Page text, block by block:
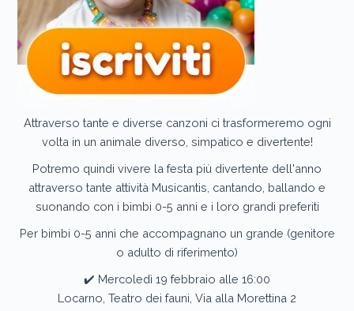
Attraverso tante e diverse canzoni ci trasformeremo ogni
volta in un animale diverso, simpatico e divertente!
Potremo quindi vivere la festa più divertente dell'anno
attraverso tante attività Musicantis, cantando, ballando e
suonando con i bimbi 0-5 anni e i loro grandi preferiti
Per bimbi 0-5 anni che accompagnano un grande (genitore
o adulto di riferimento)
✔️ Mercoledì 19 febbraio alle 16:00
Locarno, Teatro dei fauni, Via alla Morettina 2